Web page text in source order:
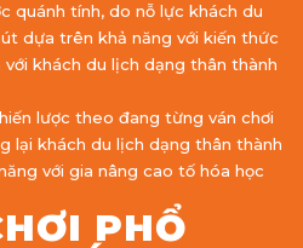
quánh tính, do nỗ lực khách du
dựa trên khả năng với kiến thức
khách du lịch dạng thân thành
lược theo đang từng ván chơi
lại khách du lịch dạng thân thành
với gia nâng cao tố hóa học
PHỔ